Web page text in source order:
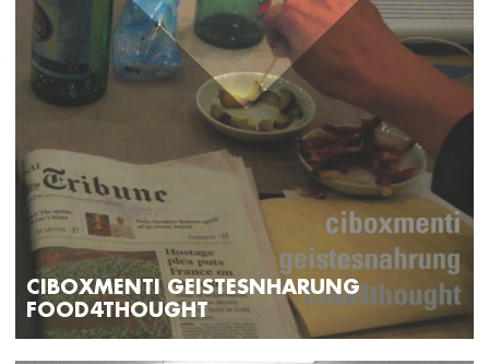
CIBOXMENTI GEISTESNHARUNG
FOOD4THOUGHT